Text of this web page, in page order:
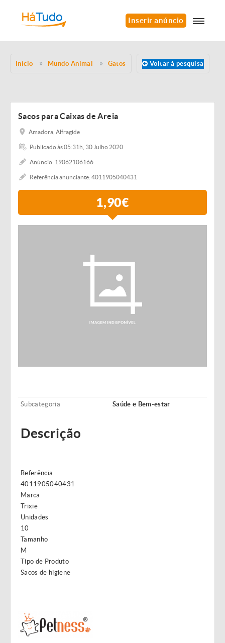
Inserir anúncio
Início Mundo Animal Gatos Voltar à pesquisa
Sacos para Caixas de Areia
Amadora, Alfragide
Publicado às 05:31h, 30 Julho 2020
Anúncio: 19062106166
Referência anunciante: 4011905040431
1,90€
Subcategoria Saúde e Bem-estar
Descrição
Referência
4011905040431
Marca
Trixie
Unidades
10
Tamanho
M
Tipo de Produto
Sacos de higiene